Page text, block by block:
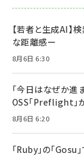
【若者と生成AI】
な距離感ー
8月6日 6:30
「今日はなぜか進
OSS「Preflight」
8月6日 6:20
「Ruby」の「Gosu